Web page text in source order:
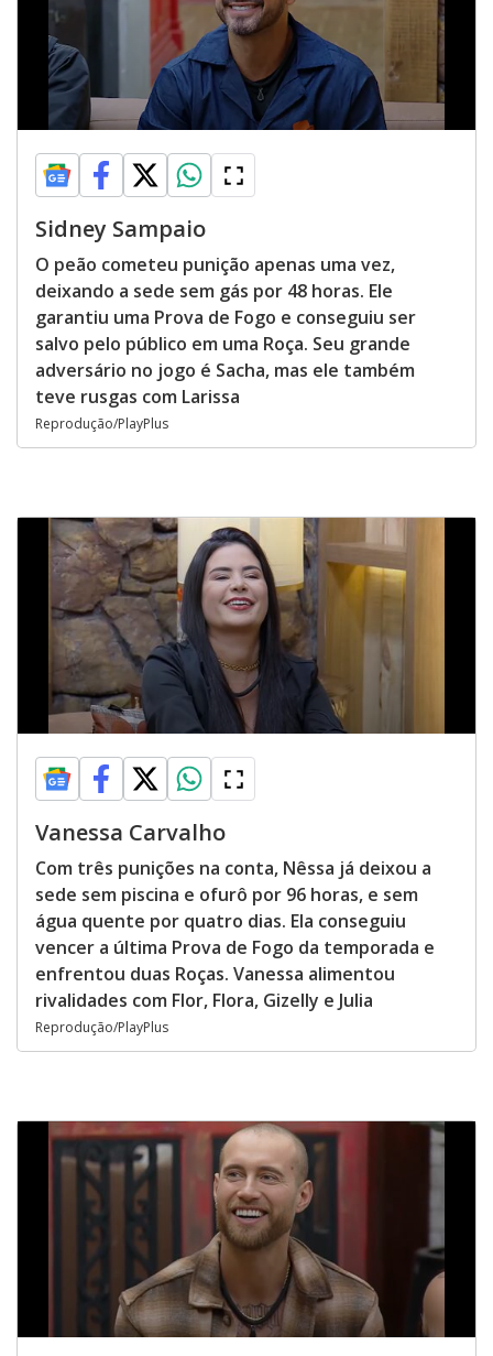
Sidney Sampaio
O peão cometeu punição apenas uma vez,
deixando a sede sem gás por 48 horas. Ele
garantiu uma Prova de Fogo e conseguiu ser
salvo pelo público em uma Roça. Seu grande
adversário no jogo é Sacha, mas ele também
teve rusgas com Larissa
Reprodução/PlayPlus
Vanessa Carvalho
Com três punições na conta, Nêssa já deixou a
sede sem piscina e ofurô por 96 horas, e sem
água quente por quatro dias. Ela conseguiu
vencer a última Prova de Fogo da temporada e
enfrentou duas Roças. Vanessa alimentou
rivalidades com Flor, Flora, Gizelly e Julia
Reprodução/PlayPlus